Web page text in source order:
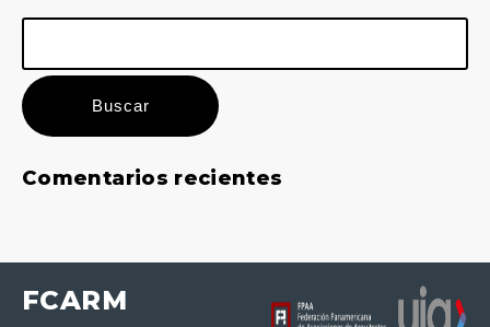
Buscar:
Comentarios recientes
FCARM